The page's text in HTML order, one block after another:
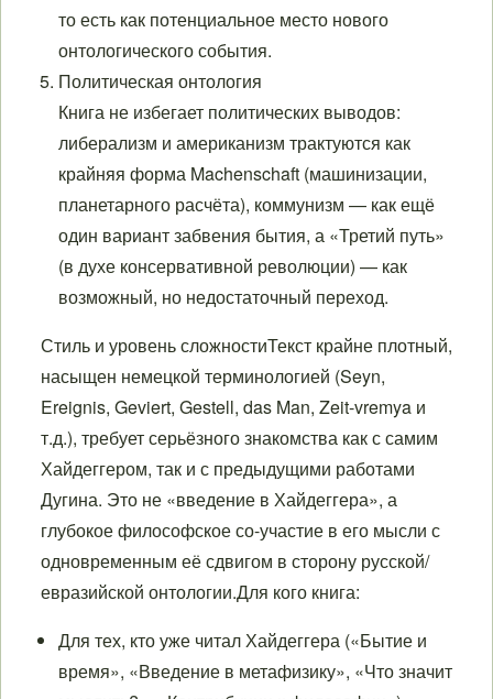
то есть как потенциальное место нового
онтологического события.
Политическая онтология
Книга не избегает политических выводов:
либерализм и американизм трактуются как
крайняя форма Machenschaft (машинизации,
планетарного расчёта), коммунизм — как ещё
один вариант забвения бытия, а «Третий путь»
(в духе консервативной революции) — как
возможный, но недостаточный переход.
Стиль и уровень сложностиТекст крайне плотный,
насыщен немецкой терминологией (Seyn,
Ereignis, Geviert, Gestell, das Man, Zeit-vremya и
т.д.), требует серьёзного знакомства как с самим
Хайдеггером, так и с предыдущими работами
Дугина. Это не «введение в Хайдеггера», а
глубокое философское со-участие в его мысли с
одновременным её сдвигом в сторону русской/
евразийской онтологии.Для кого книга:
Для тех, кто уже читал Хайдеггера («Бытие и
время», «Введение в метафизику», «Что значит